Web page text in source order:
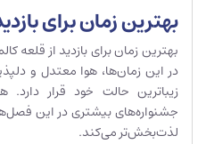
بهترین زمان برای
بهترین زمان برای بازدید از قلعه
در این زمان‌ها، هوا معتدل و
زیباترین حالت خود قرار
جشنواره‌های بیشتری در این فصل‌ها
لذت‌بخش‌تر می‌کند.